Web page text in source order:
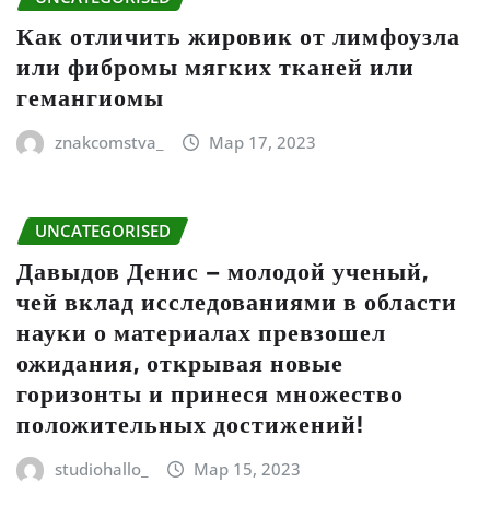
Как отличить жировик от лимфоузла
или фибромы мягких тканей или
гемангиомы
znakcomstva_ Мар 17, 2023
UNCATEGORISED
Давыдов Денис – молодой ученый,
чей вклад исследованиями в области
науки о материалах превзошел
ожидания, открывая новые
горизонты и принеся множество
положительных достижений!
studiohallo_ Мар 15, 2023